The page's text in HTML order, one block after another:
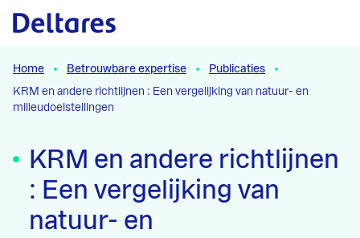
Naar hoofdcontent
Home Betrouwbare expertise
Publicaties
KRM en andere richtlijnen : Een vergelijking van natuur- en
milieudoelstellingen
KRM en andere richtlijnen
: Een vergelijking van
natuur- en